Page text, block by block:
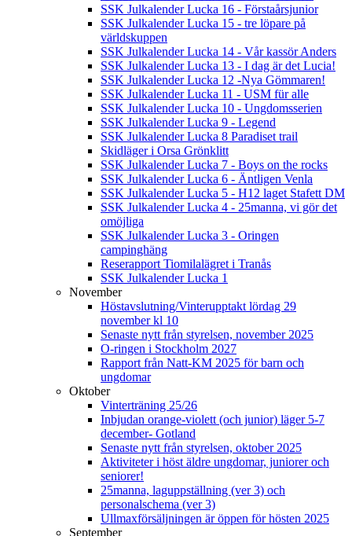
SSK Julkalender Lucka 16 - Förstaårsjunior
SSK Julkalender Lucka 15 - tre löpare på
världskuppen
SSK Julkalender Lucka 14 - Vår kassör Anders
SSK Julkalender Lucka 13 - I dag är det Lucia!
SSK Julkalender Lucka 12 -Nya Gömmaren!
SSK Julkalender Lucka 11 - USM für alle
SSK Julkalender Lucka 10 - Ungdomsserien
SSK Julkalender Lucka 9 - Legend
SSK Julkalender Lucka 8 Paradiset trail
Skidläger i Orsa Grönklitt
SSK Julkalender Lucka 7 - Boys on the rocks
SSK Julkalender Lucka 6 - Äntligen Venla
SSK Julkalender Lucka 5 - H12 laget Stafett DM
SSK Julkalender Lucka 4 - 25manna, vi gör det
omöjliga
SSK Julkalender Lucka 3 - Oringen
campinghäng
Reserapport Tiomilalägret i Tranås
SSK Julkalender Lucka 1
November
Höstavslutning/Vinterupptakt lördag 29
november kl 10
Senaste nytt från styrelsen, november 2025
O-ringen i Stockholm 2027
Rapport från Natt-KM 2025 för barn och
ungdomar
Oktober
Vinterträning 25/26
Inbjudan orange-violett (och junior) läger 5-7
december- Gotland
Senaste nytt från styrelsen, oktober 2025
Aktiviteter i höst äldre ungdomar, juniorer och
seniorer!
25manna, laguppställning (ver 3) och
personalschema (ver 3)
Ullmaxförsäljningen är öppen för hösten 2025
September